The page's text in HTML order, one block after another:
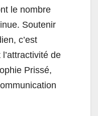
le nombre
Soutenir
c’est
de
Prissé,